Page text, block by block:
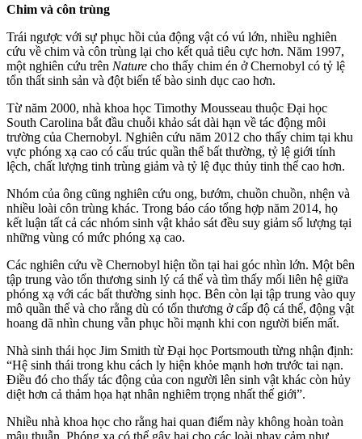
Chim và côn trùng
Trái ngược với sự phục hồi của động vật có vú lớn, nhiều nghiên
cứu về chim và côn trùng lại cho kết quả tiêu cực hơn. Năm 1997,
một nghiên cứu trên Nature cho thấy chim én ở Chernobyl có tỷ lệ
tổn thất sinh sản và đột biến tế bào sinh dục cao hơn.
Từ năm 2000, nhà khoa học Timothy Mousseau thuộc Đại học
South Carolina bắt đầu chuỗi khảo sát dài hạn về tác động môi
trường của Chernobyl. Nghiên cứu năm 2012 cho thấy chim tại khu
vực phóng xạ cao có cấu trúc quần thể bất thường, tỷ lệ giới tính
lệch, chất lượng tinh trùng giảm và tỷ lệ đục thủy tinh thể cao hơn.
Nhóm của ông cũng nghiên cứu ong, bướm, chuồn chuồn, nhện và
nhiều loài côn trùng khác. Trong báo cáo tổng hợp năm 2014, họ
kết luận tất cả các nhóm sinh vật khảo sát đều suy giảm số lượng tại
những vùng có mức phóng xạ cao.
Các nghiên cứu về Chernobyl hiện tồn tại hai góc nhìn lớn. Một bên
tập trung vào tổn thương sinh lý cá thể và tìm thấy mối liên hệ giữa
phóng xạ với các bất thường sinh học. Bên còn lại tập trung vào quy
mô quần thể và cho rằng dù có tổn thương ở cấp độ cá thể, động vật
hoang dã nhìn chung vẫn phục hồi mạnh khi con người biến mất.
Nhà sinh thái học Jim Smith từ Đại học Portsmouth từng nhận định:
“Hệ sinh thái trong khu cách ly hiện khỏe mạnh hơn trước tai nạn.
Điều đó cho thấy tác động của con người lên sinh vật khác còn hủy
diệt hơn cả thảm họa hạt nhân nghiêm trọng nhất thế giới”.
Nhiều nhà khoa học cho rằng hai quan điểm này không hoàn toàn
mâu thuẫn. Phóng xạ có thể gây hại cho các loài nhạy cảm như